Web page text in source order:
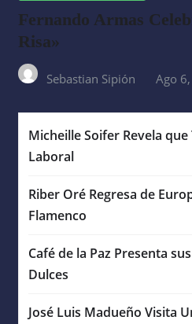
Fernando Armas
Risa»
Sebastian Sipión Ago
Micheille Soifer Revela
Laboral
Riber Oré Regresa de
Flamenco
Café de la Paz Presenta
Dulces
José Luis Madueño Visita